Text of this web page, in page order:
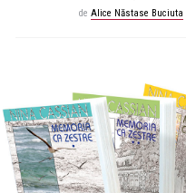
de Alice Năstase Buciuta